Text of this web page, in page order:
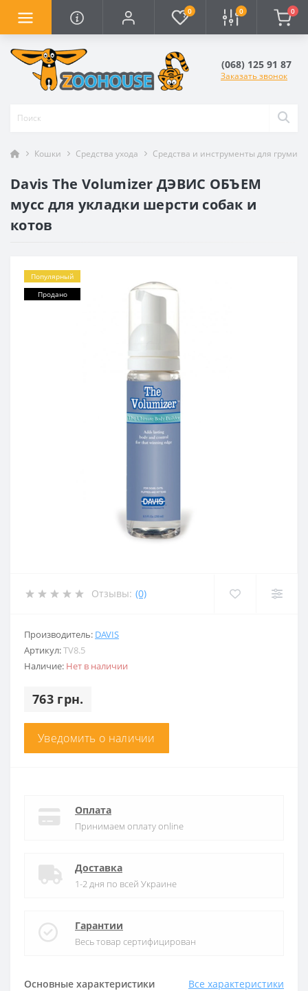
0 0 0
(068) 125 91 87
Заказать звонок
Кошки Средства ухода Средства и инструменты для
Davis The Volumizer ДЭВИС ОБЪЕМ
мусс для укладки шерсти собак и
котов
Популярный
Продано
Отзывы: (0)
Производитель: DAVIS
Артикул:TV8.5
Наличие: Нет в наличии
763 грн.
Уведомить о наличии
Основные характеристики Все характеристики
Оплата
Принимаем оплату online
Доставка
1-2 дня по всей Украине
Гарантии
Весь товар сертифицирован